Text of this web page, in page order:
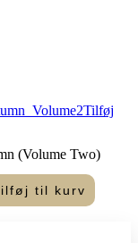
Tilføj
(Volume Two)
til kurv